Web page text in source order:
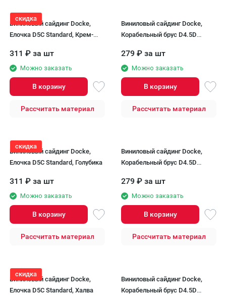
скидка
Виниловый сайдинг Docke,
Елочка D5C Standard, Крем-
311 ₽ за шт
Можно заказать
В корзину
Рассчитать материал
Виниловый сайдинг Docke,
Корабельный брус D4.5D
279 ₽ за шт
Можно заказать
В корзину
Рассчитать материал
скидка
Виниловый сайдинг Docke,
Елочка D5C Standard, Голубика
311 ₽ за шт
Можно заказать
В корзину
Рассчитать материал
Виниловый сайдинг Docke,
Корабельный брус D4.5D
279 ₽ за шт
Можно заказать
В корзину
Рассчитать материал
скидка
Виниловый сайдинг Docke,
Елочка D5C Standard, Халва
Виниловый сайдинг Docke,
Корабельный брус D4.5D